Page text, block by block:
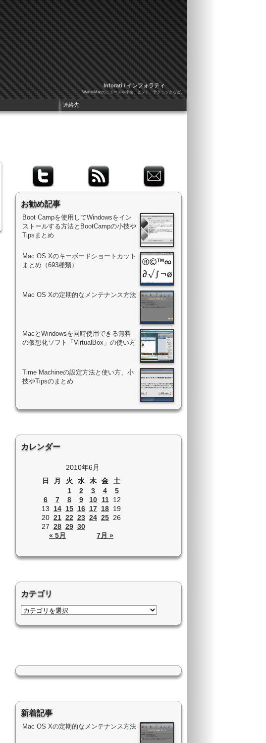
Inforati / インフォラティ
WebやMacのニュースや小技、ヒント、テクニックなど。
お勧め記事
Boot Campを使用してWindowsをイン
ストールする方法とBootCampの小技や
Tipsまとめ
Mac OS Xのキーボードショートカット
まとめ（693種類）
Mac OS Xの定期的なメンテナンス方法
MacとWindowsを同時使用できる無料
の仮想化ソフト「VirtualBox」の使い方
Time Machineの設定方法と使い方、小
技やTipsのまとめ
カレンダー
2010年6月
日
月 火 水 木 金 土
« 5月 7月 »
1 2 3 4
5
6
7 8 9 10 11 12
13
14 15 16 17 18 19
20 21 22 23 24 25 26
27 28 29 30
カテゴリ
新着記事
Mac OS Xの定期的なメンテナンス方法
連絡先